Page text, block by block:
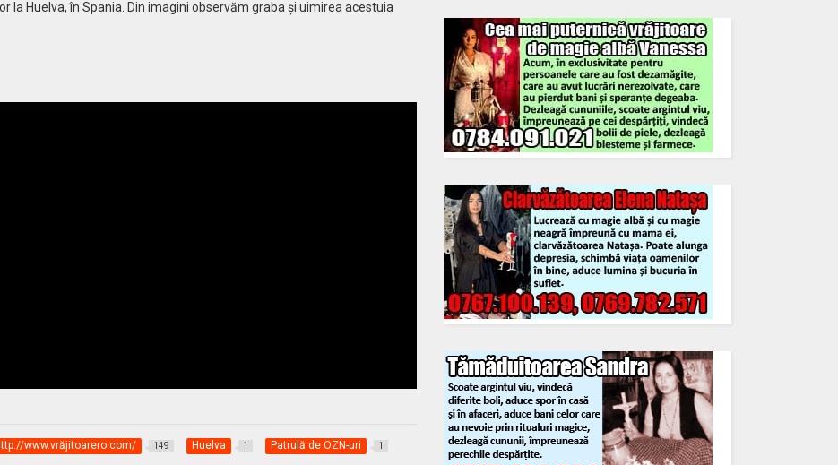
la Huelva, în Spania. Din imagini observăm graba şi uimirea acestuia
www.vrăjitoarero.com/ 149 Huelva 1 Patrulă de OZN-uri 1